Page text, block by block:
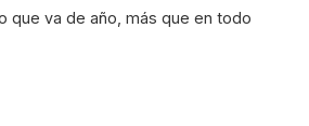
que va de año, más que en todo